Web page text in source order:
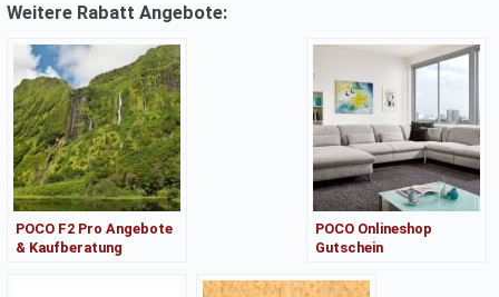
Weitere Rabatt Angebote:
POCO F2 Pro Angebote
& Kaufberatung
POCO Onlineshop
Gutschein